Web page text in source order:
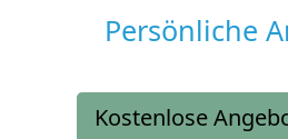
Persönliche
Kostenlose